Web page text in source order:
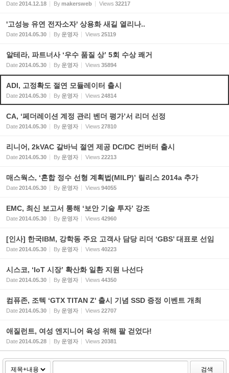
Date2014.12.18 Bymakersweb Views 32217
'고성능 유연 전자소자' 상용화 새길 열리나..
Date2014.05.30 By 운영자 Views 25119
알테라, 파트너사 ‘우수 품질 상’ 5회 수상 쾌거
Date2014.05.30 By 운영자 Views 35894
ADI, 고정확도 절연 모듈레이터 출시
Date2014.05.30 By 운영자 Views 24814
CA, ‘페더레이션 계정 관리 벤더 평가’서 리더 선정
Date2014.05.30 By 운영자 Views 27810
리니어, 2kVAC 갈바닉 절연 제공 DC/DC 컨버터 출시
Date2014.05.30 By 운영자 Views 22213
매스웍스, ‘혼합 정수 선형 계획법(MILP)’ 릴리스 2014a 추가
Date2014.05.30 By 운영자 Views 94055
EMC, 최신 보고서 통해 ‘보안 기술 투자’ 강조
Date2014.05.30 By 운영자 Views 42960
[인사] 한국IBM, 강학동 주요 고객사 담당 리더 ‘GBS’ 대표로 선임
Date2014.05.30 By 운영자 Views 40223
시스코, ‘IoT 시장’ 확산화 일환 지원 나선다
Date2014.05.30 By 운영자 Views 44350
컴퓨존, 조텍 ‘GTX TITAN Z' 출시 기념 SSD 증정 이벤트 개최
Date2014.05.30 By 운영자 Views 22707
애질런트, 여성 엔지니어 육성 위해 팔 걷었다!
Date2014.05.28 By 운영자 Views 20381
검색